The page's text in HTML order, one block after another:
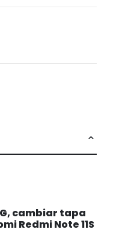
cambiar tapa
Redmi Note 11S